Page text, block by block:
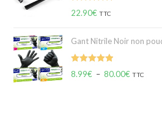
Note5.00
22.90€ TTC
Gant Nitrile Noir non
Note5.00
8.99€ – 80.00€ TTC